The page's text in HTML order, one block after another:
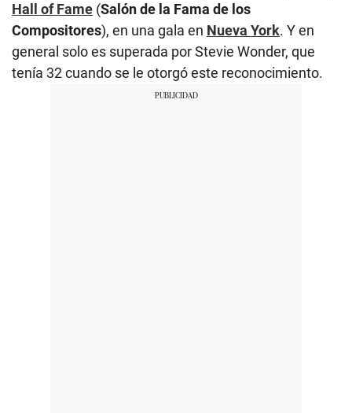
Hall of Fame (Salón de la Fama de los
Compositores), en una gala en Nueva York. Y en
general solo es superada por Stevie Wonder, que
tenía 32 cuando se le otorgó este reconocimiento.